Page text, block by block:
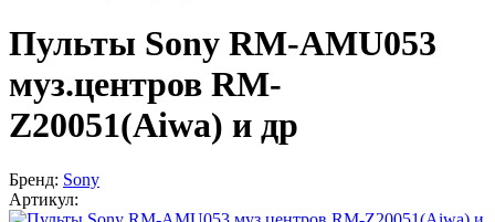
Пульты Sony RM-AMU053
муз.центров RM-
Z20051(Aiwa) и др
Бренд: Sony
Артикул: